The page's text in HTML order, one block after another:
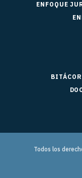
ENFOQUE
Todos los